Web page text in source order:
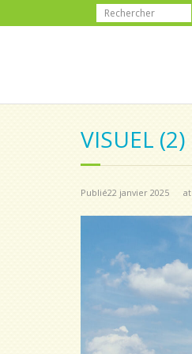
VISUEL (2)
Publié22 janvier 2025 at